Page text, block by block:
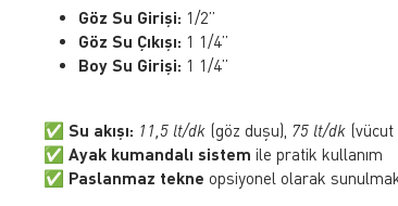
Göz Su Girişi: 1/2”
Göz Su Çıkışı: 1 1/4”
Boy Su Girişi: 1 1/4”
✅Su akışı: 11,5 lt/dk (göz duşu), 75 lt/dk (vücut
✅Ayak kumandalı sistem ile pratik kullanım
✅ Paslanmaz tekne opsiyonel olarak